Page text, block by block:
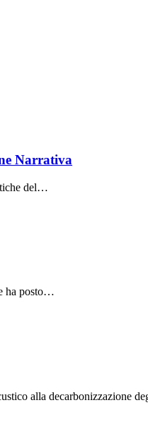
Narrativa
del…
ha posto…
alla decarbonizzazione